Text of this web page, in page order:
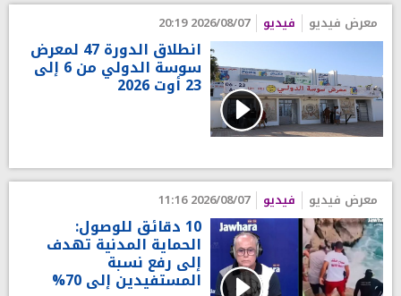
معرض فيديو فيديو 2026/08/07 20:19
انطلاق الدورة 47 لمعرض
سوسة الدولي من 6 إلى
23 أوت 2026
معرض فيديو فيديو 2026/08/07 11:16
10 دقائق للوصول:
الحماية المدنية تهدف
إلى رفع نسبة
المستفيدين إلى 70%